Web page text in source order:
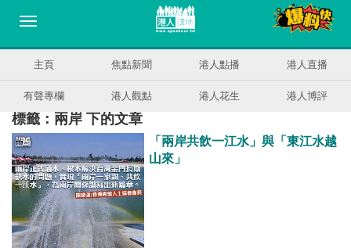
主頁 焦點新聞 港人點播 港人直播
有聲專欄 港人觀點 港人花生 港人博評
標籤：兩岸 下的文章
「兩岸共飲一江水」與「東江水越
山來」